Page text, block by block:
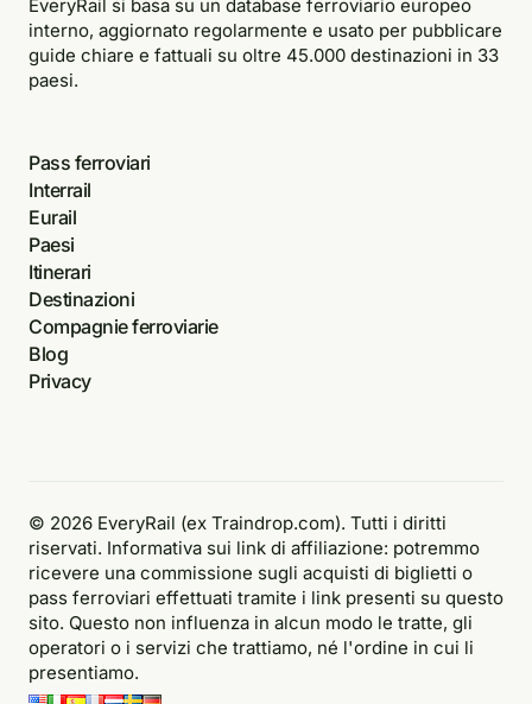
EveryRail si basa su un database ferroviario europeo
interno, aggiornato regolarmente e usato per pubblicare
guide chiare e fattuali su oltre 45.000 destinazioni in 33
paesi.
Pass ferroviari
Interrail
Eurail
Paesi
Itinerari
Destinazioni
Compagnie ferroviarie
Blog
Privacy
© 2026 EveryRail (ex Traindrop.com). Tutti i diritti
riservati. Informativa sui link di affiliazione: potremmo
ricevere una commissione sugli acquisti di biglietti o
pass ferroviari effettuati tramite i link presenti su questo
sito. Questo non influenza in alcun modo le tratte, gli
operatori o i servizi che trattiamo, né l'ordine in cui li
presentiamo.